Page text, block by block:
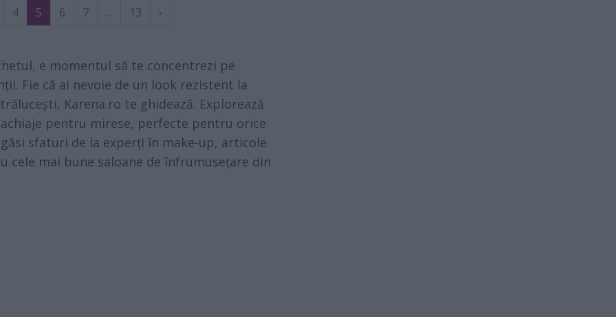
4 5 6 7 ... 13 ›
e momentul să te concentrezi pe
Fie că ai nevoie de un look rezistent la
Karena.ro te ghidează. Explorează
pentru mirese, perfecte pentru orice
sfaturi de la experți în make-up, articole
cele mai bune saloane de înfrumusețare din